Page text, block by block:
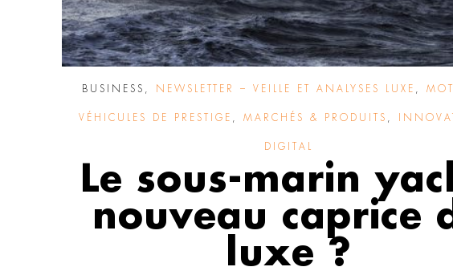
BUSINESS NEWSLETTER – VEILLE ET ANALYSES LUXE
VÉHICULES DE PRESTIGE MARCHÉS & PRODUITS
DIGITAL
Le sous-marin
nouveau caprice
luxe ?